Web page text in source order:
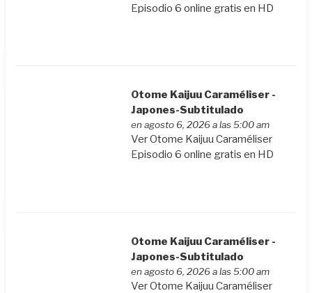
Episodio 6 online gratis en HD
Otome Kaijuu Caraméliser -
Japones-Subtitulado
en agosto 6, 2026 a las 5:00 am
Ver Otome Kaijuu Caraméliser
Episodio 6 online gratis en HD
Otome Kaijuu Caraméliser -
Japones-Subtitulado
en agosto 6, 2026 a las 5:00 am
Ver Otome Kaijuu Caraméliser